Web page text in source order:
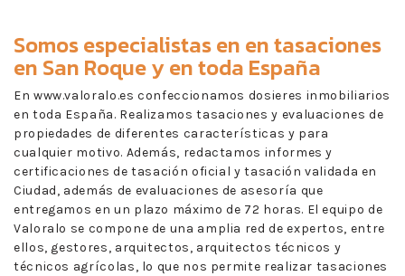
Somos especialistas en entasaciones
en San Roquey en toda España
En www.valoralo.es confeccionamos dosieres inmobiliarios
en toda España. Realizamos tasaciones y evaluaciones de
propiedades de diferentes características y para
cualquier motivo. Además, redactamos informes y
certificaciones de tasación oficial y tasación validada en
Ciudad, además de evaluaciones de asesoría que
entregamos en un plazo máximo de 72 horas. El equipo de
Valoralo se compone de una amplia red de expertos, entre
ellos, gestores, arquitectos, arquitectos técnicos y
técnicos agrícolas, lo que nos permite realizar tasaciones